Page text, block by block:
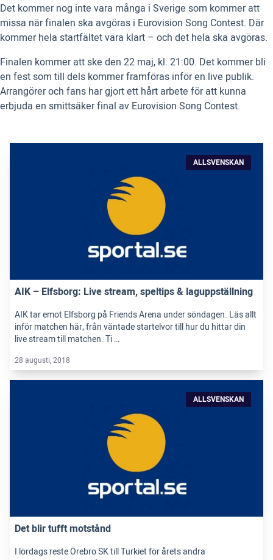
Det kommer nog inte vara många i Sverige som kommer att
missa när finalen ska avgöras i Eurovision Song Contest. Där
kommer hela startfältet vara klart – och det hela ska avgöras.
Finalen kommer att ske den 22 maj, kl. 21:00. Det kommer bli
en fest som till dels kommer framföras inför en live publik.
Arrangörer och fans har gjort ett hårt arbete för att kunna
erbjuda en smittsäker final av Eurovision Song Contest.
ALLSVENSKAN
AIK – Elfsborg: Live stream, speltips & laguppställning
AIK tar emot Elfsborg på Friends Arena under söndagen. Läs allt
inför matchen här, från väntade startelvor till hur du hittar din
live stream till matchen. Ti …
28 augusti, 2018
ALLSVENSKAN
Det blir tufft motstånd
I lördags reste Örebro SK till Turkiet för årets andra